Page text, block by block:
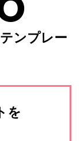
ンプレー
を